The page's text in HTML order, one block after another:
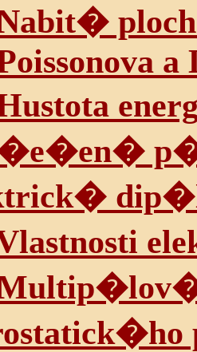
�e�en�
Vlastnosti